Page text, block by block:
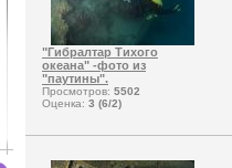
"Гибралтар Тихого
океана" -фото из
"паутины".
Просмотров: 5502
Оценка: 3 (6/2)